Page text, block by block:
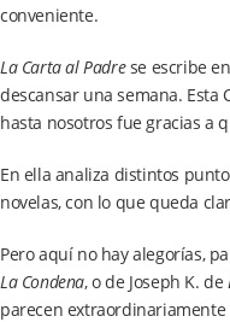
conveniente.
La Carta al Padrese escribe
descansar una semana.
hasta nosotros fue gracias a
En ella analiza distintos
novelas, con lo que queda
Pero aquí no hay alegorías,
La Condena, o de Joseph K. de
parecen extraordinariamente